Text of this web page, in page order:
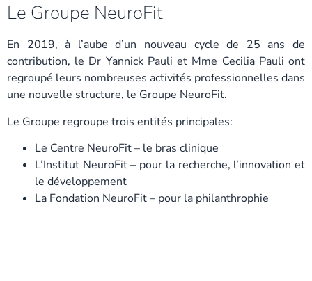
Le Groupe NeuroFit
En 2019, à l’aube d’un nouveau cycle de 25 ans de
contribution, le Dr Yannick Pauli et Mme Cecilia Pauli ont
regroupé leurs nombreuses activités professionnelles dans
une nouvelle structure, le Groupe NeuroFit.
Le Groupe regroupe trois entités principales:
Le Centre NeuroFit – le bras clinique
L’Institut NeuroFit – pour la recherche, l’innovation et
le développement
La Fondation NeuroFit – pour la philanthrophie